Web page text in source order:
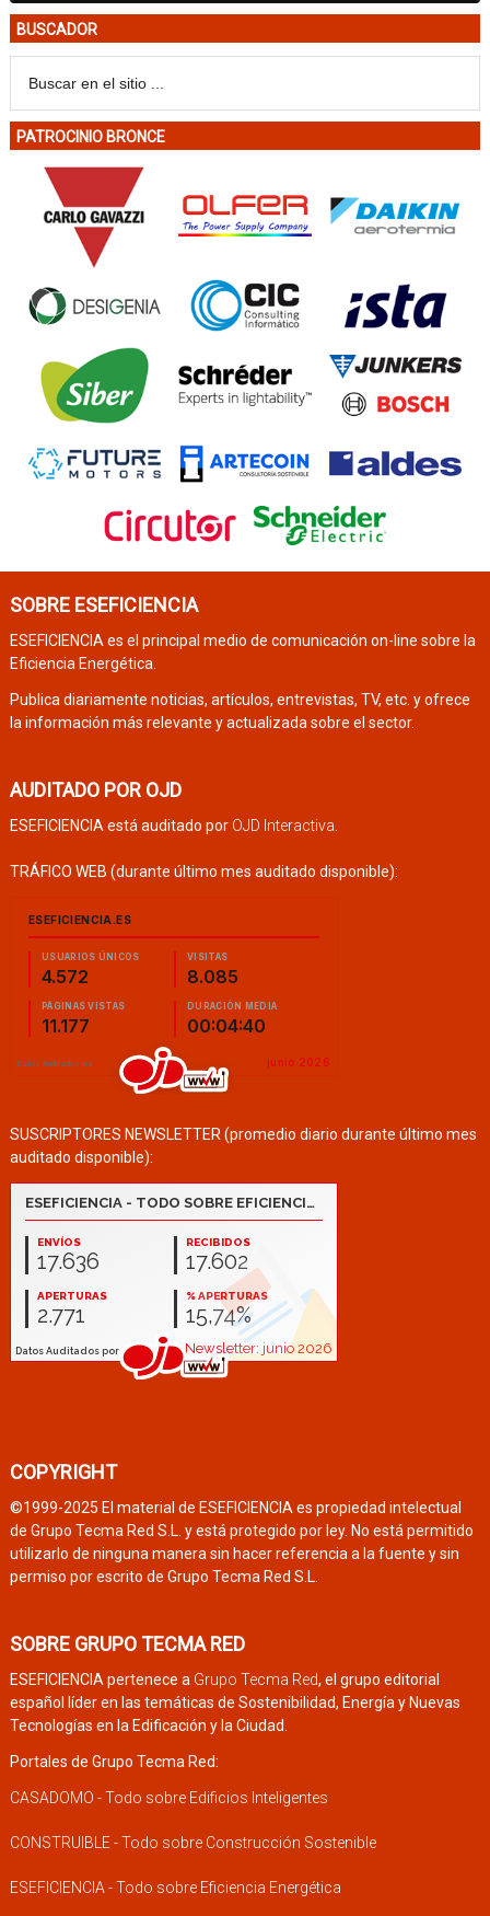
BUSCADOR
PATROCINIO BRONCE
SOBRE ESEFICIENCIA
ESEFICIENCIA es el principal medio de comunicación on-line sobre la
Eficiencia Energética.
Publica diariamente noticias, artículos, entrevistas, TV, etc. y ofrece
la información más relevante y actualizada sobre el sector.
AUDITADO POR OJD
ESEFICIENCIA está auditado por OJD Interactiva.
TRÁFICO WEB (durante último mes auditado disponible):
SUSCRIPTORES NEWSLETTER (promedio diario durante último mes
auditado disponible):
COPYRIGHT
©1999-2025 El material de ESEFICIENCIA es propiedad intelectual
de Grupo Tecma Red S.L. y está protegido por ley. No está permitido
utilizarlo de ninguna manera sin hacer referencia a la fuente y sin
permiso por escrito de Grupo Tecma Red S.L.
SOBRE GRUPO TECMA RED
ESEFICIENCIA pertenece a Grupo Tecma Red, el grupo editorial
español líder en las temáticas de Sostenibilidad, Energía y Nuevas
Tecnologías en la Edificación y la Ciudad.
Portales de Grupo Tecma Red:
CASADOMO - Todo sobre Edificios Inteligentes
CONSTRUIBLE - Todo sobre Construcción Sostenible
ESEFICIENCIA - Todo sobre Eficiencia Energética